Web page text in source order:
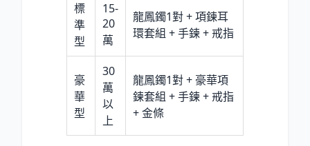
標
準
型
15-
20
萬
龍鳳鐲1對 + 項鍊耳
環套組 + 手鍊 + 戒指
豪
華
型
30
萬
以
上
龍鳳鐲1對 + 豪華項
鍊套組 + 手鍊 + 戒指
+ 金條